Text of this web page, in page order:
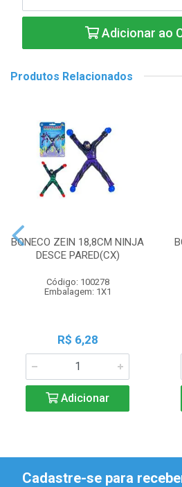
Adicionar ao
Produtos Relacionados
BONECO ZEIN 18,8CM NINJA
DESCE PARED(CX)
Código: 100278
Embalagem: 1X1
R$ 6,28
Adicionar
Cadastre-se para